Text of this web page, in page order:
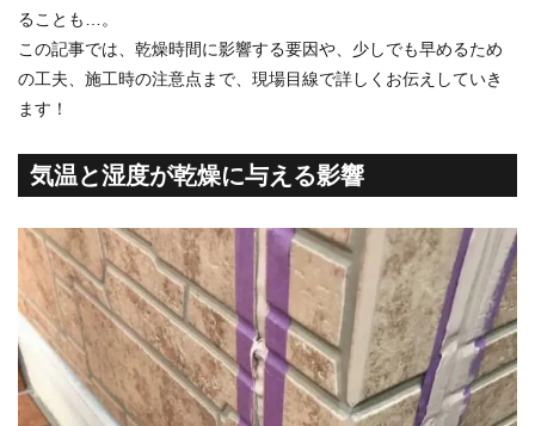
ることも…。
この記事では、乾燥時間に影響する要因や、少しでも早めるため
の工夫、施工時の注意点まで、現場目線で詳しくお伝えしていき
ます！
気温と湿度が乾燥に与える影響